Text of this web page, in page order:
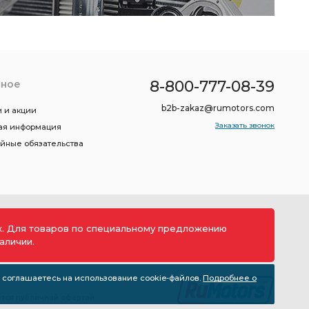
и акции
информация
обязательства
8-800-777-08-39
b2b-zakaz@rumotors.com
Заказать звонок
Для товаров по специальному предложению
на использование cookie-файлов. Подробнее о